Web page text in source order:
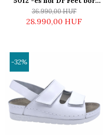
papucs - barna - kivehető
talpbetét
36.990,00 HUF
28.990,00 HUF
-32%